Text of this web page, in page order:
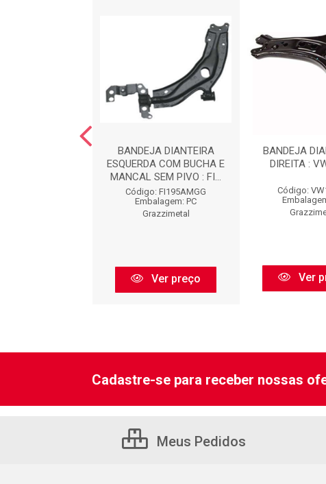
BANDEJA DIANTEIRA
ESQUERDA COM BUCHA E
MANCAL SEM PIVO : FI...
Código: FI195AMGG
Embalagem: PC
Grazzimetal
Ver preço
BANDEJA
DIREITA :
Código:
Ver
Cadastre-se para receber nossas
Meus Pedidos